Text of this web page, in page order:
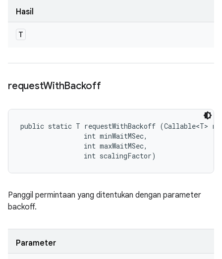
Hasil
T
requestWithBackoff
public static T requestWithBackoff (Callable<T>
                int minWaitMSec,
                int maxWaitMSec,
                int scalingFactor)
Panggil permintaan yang ditentukan dengan parameter
backoff.
Parameter